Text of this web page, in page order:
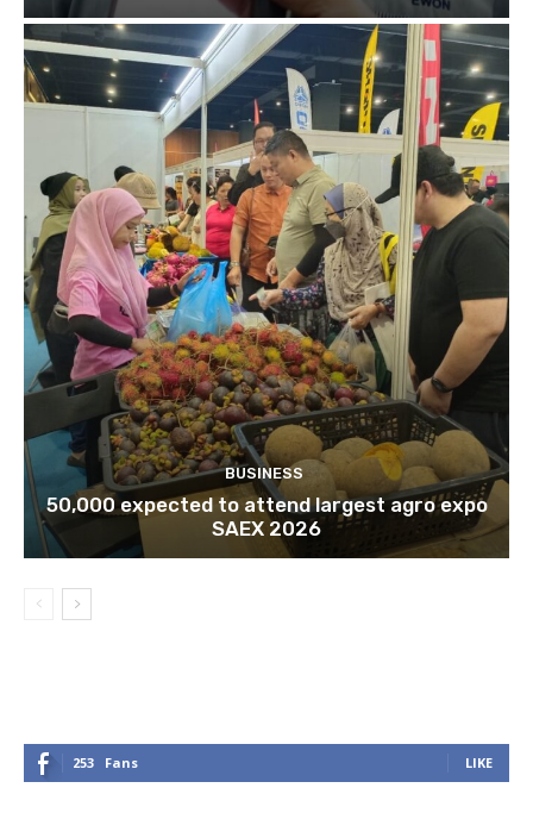
BUSINESS
50,000 expected to attend largest agro expo
SAEX 2026
253 Fans LIKE